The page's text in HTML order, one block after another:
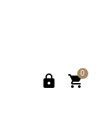
 
0